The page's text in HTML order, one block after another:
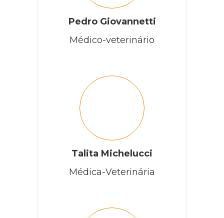
Pedro Giovannetti
Médico-veterinário
Talita Michelucci
Médica-Veterinária